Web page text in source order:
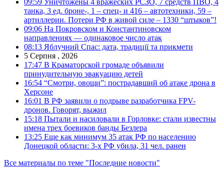
танка, 3 ед. броне-, 1 – спец- и 416 – автотехники, 59 –
артиллерии. Потери РФ в живой силе – 1330 “штыков”!
09:06 На Покровском и Константиновском
направлениях — одинаковое число атак
08:13 Яблучний Спас: дата, традиції та прикмети
5 Серпня , 2026
17:47 В Краматорской громаде объявили
принудительную эвакуацию детей
16:54 “Смотри, овощи”: пострадавший об атаке дрона в
Херсоне
16:01 В РФ заявили о подрыве разработчика FPV-
дронов. Говорят, выжил
15:18 Пытали и насиловали в Горловке: стали известны
имена трех боевиков банды Безлера
13:25 Еще как минимум 35 атак РФ по населению
Донецкой области: 3-х РФ убила, 31 чел. ранен
Все материалы по теме "Последние новости"